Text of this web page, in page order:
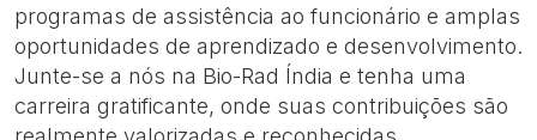
programas de assistência ao funcionário e amplas
oportunidades de aprendizado e desenvolvimento.
Junte-se a nós na Bio-Rad Índia e tenha uma
carreira gratificante, onde suas contribuições são